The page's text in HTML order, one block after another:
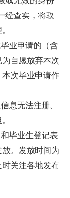
经查实，将取
业申请的（含
自愿放弃本次
次毕业申请作
息无法注册、
毕业生登记表
。发放时间为
关注各地发布